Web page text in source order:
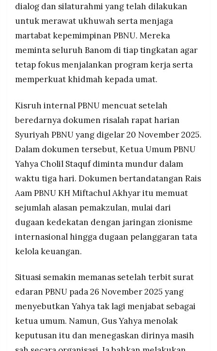
dialog dan silaturahmi yang telah dilakukan
untuk merawat ukhuwah serta menjaga
martabat kepemimpinan PBNU. Mereka
meminta seluruh Banom di tiap tingkatan agar
tetap fokus menjalankan program kerja serta
memperkuat khidmah kepada umat.
Kisruh internal PBNU mencuat setelah
beredarnya dokumen risalah rapat harian
Syuriyah PBNU yang digelar 20 November 2025.
Dalam dokumen tersebut, Ketua Umum PBNU
Yahya Cholil Staquf diminta mundur dalam
waktu tiga hari. Dokumen bertandatangan Rais
Aam PBNU KH Miftachul Akhyar itu memuat
sejumlah alasan pemakzulan, mulai dari
dugaan kedekatan dengan jaringan zionisme
internasional hingga dugaan pelanggaran tata
kelola keuangan.
Situasi semakin memanas setelah terbit surat
edaran PBNU pada 26 November 2025 yang
menyebutkan Yahya tak lagi menjabat sebagai
ketua umum. Namun, Gus Yahya menolak
keputusan itu dan menegaskan dirinya masih